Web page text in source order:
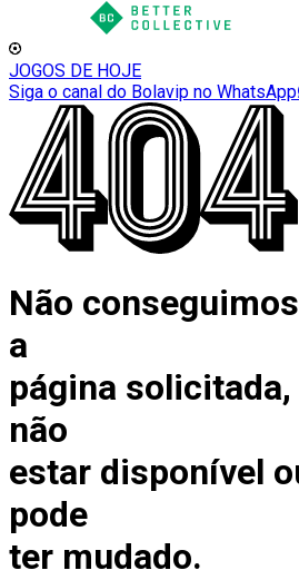
JOGOS DE HOJE
Siga o canal do Bolavip no WhatsApp
Não
a
página solicitada,
não
estar disponível
pode
ter mudado.